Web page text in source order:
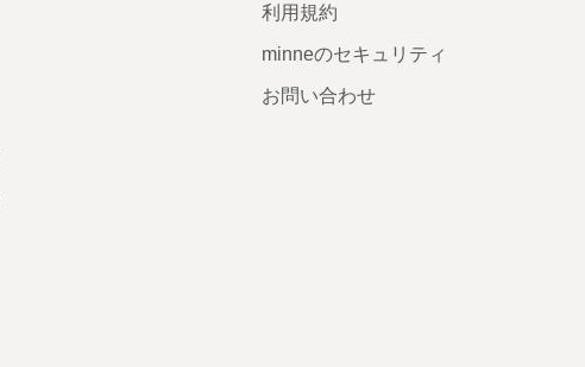
利用規約
minneのセキュリティ
お問い合わせ